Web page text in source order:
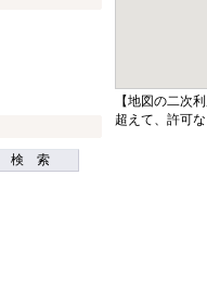
検 索
【地図の二次
超えて、許可